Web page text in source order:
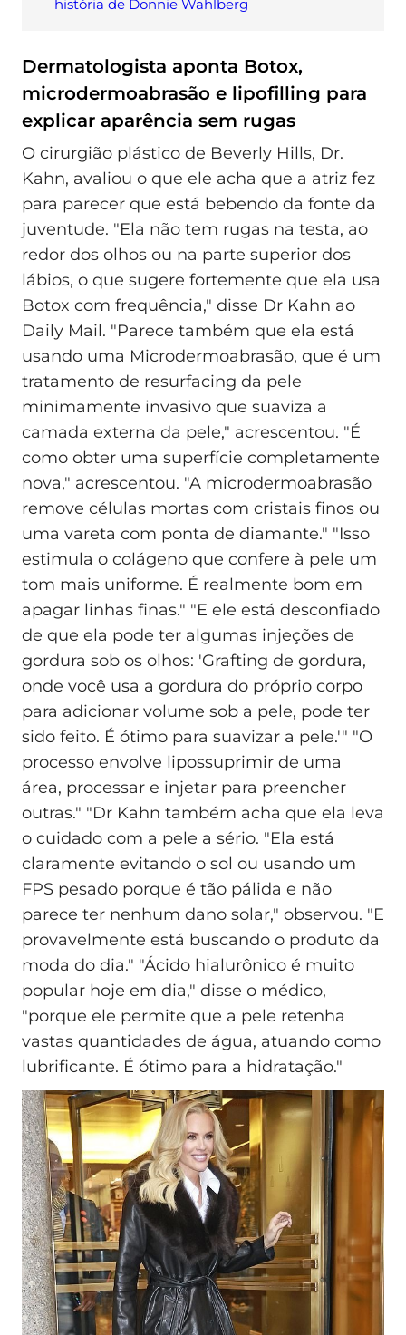
história de Donnie Wahlberg
Dermatologista aponta Botox,
microdermoabrasão e lipofilling para
explicar aparência sem rugas
O cirurgião plástico de Beverly Hills, Dr.
Kahn, avaliou o que ele acha que a atriz fez
para parecer que está bebendo da fonte da
juventude. "Ela não tem rugas na testa, ao
redor dos olhos ou na parte superior dos
lábios, o que sugere fortemente que ela usa
Botox com frequência," disse Dr Kahn ao
Daily Mail. "Parece também que ela está
usando uma Microdermoabrasão, que é um
tratamento de resurfacing da pele
minimamente invasivo que suaviza a
camada externa da pele," acrescentou. "É
como obter uma superfície completamente
nova," acrescentou. "A microdermoabrasão
remove células mortas com cristais finos ou
uma vareta com ponta de diamante." "Isso
estimula o colágeno que confere à pele um
tom mais uniforme. É realmente bom em
apagar linhas finas." "E ele está desconfiado
de que ela pode ter algumas injeções de
gordura sob os olhos: 'Grafting de gordura,
onde você usa a gordura do próprio corpo
para adicionar volume sob a pele, pode ter
sido feito. É ótimo para suavizar a pele.'" "O
processo envolve lipossuprimir de uma
área, processar e injetar para preencher
outras." "Dr Kahn também acha que ela leva
o cuidado com a pele a sério. "Ela está
claramente evitando o sol ou usando um
FPS pesado porque é tão pálida e não
parece ter nenhum dano solar," observou. "E
provavelmente está buscando o produto da
moda do dia." "Ácido hialurônico é muito
popular hoje em dia," disse o médico,
"porque ele permite que a pele retenha
vastas quantidades de água, atuando como
lubrificante. É ótimo para a hidratação."